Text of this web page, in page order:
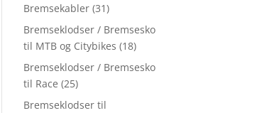
Bremsekabler (31)
Bremseklodser / Bremsesko
til MTB og Citybikes (18)
Bremseklodser / Bremsesko
til Race (25)
Bremseklodser til